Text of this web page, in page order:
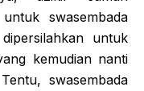
swasembada
untuk
kemudian nanti
swasembada